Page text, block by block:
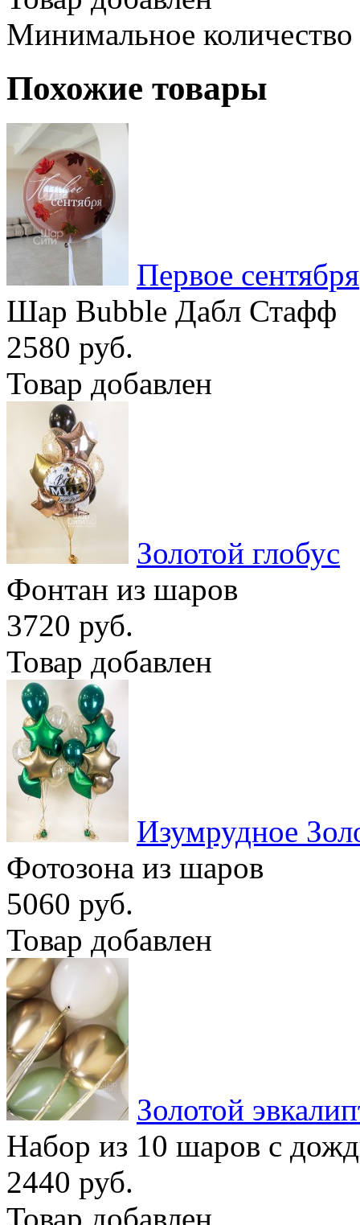
Минимальное
Похожие товары
Первое сентября
Шар Bubble Дабл Стафф
2580 руб.
Товар добавлен
Золотой глобус
Фонтан из шаров
3720 руб.
Товар добавлен
Изумрудное
Фотозона из шаров
5060 руб.
Товар добавлен
Золотой
Набор из 10 шаров с
2440 руб.